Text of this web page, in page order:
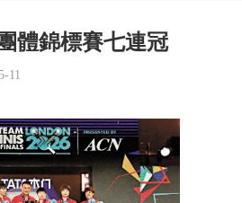
體錦標賽七連冠
11